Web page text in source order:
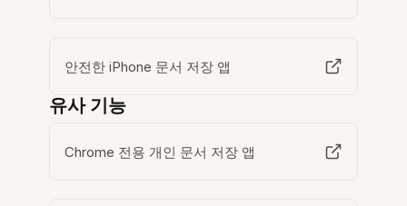
안전한 iPhone 문서 저장 앱
유사 기능
Chrome 전용 개인 문서 저장 앱